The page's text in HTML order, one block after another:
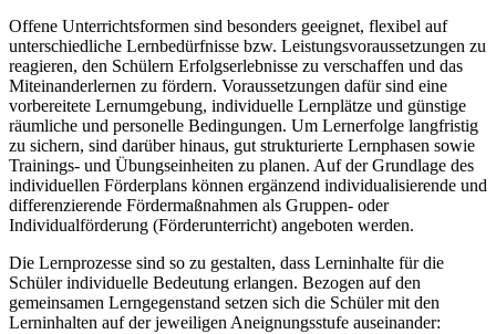
Offene Unterrichtsformen sind besonders geeignet, flexibel auf
unterschiedliche Lernbedürfnisse bzw. Leistungsvoraussetzungen zu
reagieren, den Schülern Erfolgserlebnisse zu verschaffen und das
Miteinanderlernen zu fördern. Voraussetzungen dafür sind eine
vorbereitete Lernumgebung, individuelle Lernplätze und günstige
räumliche und personelle Bedingungen. Um Lernerfolge langfristig
zu sichern, sind darüber hinaus, gut strukturierte Lernphasen sowie
Trainings- und Übungseinheiten zu planen. Auf der Grundlage des
individuellen Förderplans können ergänzend individualisierende und
differenzierende Fördermaßnahmen als Gruppen- oder
Individualförderung (Förderunterricht) angeboten werden.
Die Lernprozesse sind so zu gestalten, dass Lerninhalte für die
Schüler individuelle Bedeutung erlangen. Bezogen auf den
gemeinsamen Lerngegenstand setzen sich die Schüler mit den
Lerninhalten auf der jeweiligen Aneignungsstufe auseinander: